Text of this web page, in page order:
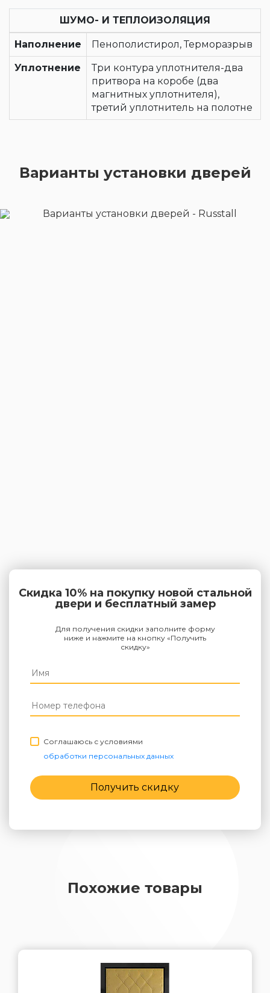
ШУМО- И ТЕПЛОИЗОЛЯЦИЯ
Наполнение Пенополистирол, Терморазрыв
Уплотнение
Три контура уплотнителя-два
притвора на коробе (два
магнитных уплотнителя),
третий уплотнитель на полотне
Варианты установки дверей
Скидка 10% на покупку новой стальной
двери и бесплатный замер
Для получения скидки заполните форму
ниже и нажмите на кнопку «Получить
скидку»
Соглашаюсь с условиями
обработки персональных данных
Получить скидку
Похожие товары